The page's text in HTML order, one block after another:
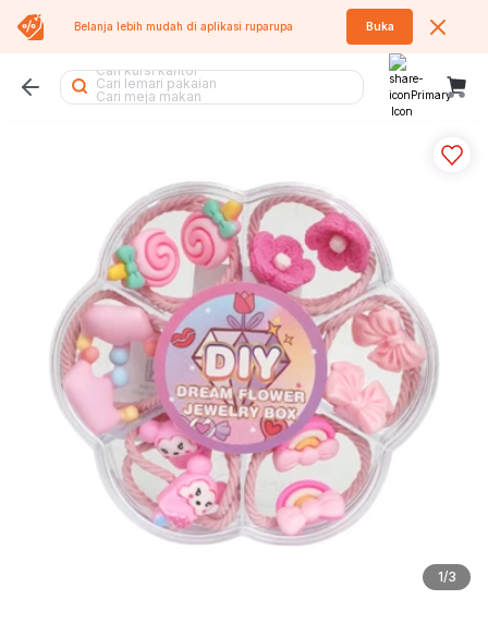
Belanja lebih mudah di aplikasi ruparupa Buka
Cari kursi kantor
Cari lemari pakaian
Cari meja makan
Cari koper
Cari meja
Cari tangga
Cari lemari besi
Cari tumbler
Cari kipas
Cari meja belajar
Cari tempat sampah
Cari sofa bed
Cari sofa
Cari rak
Cari kursi
Cari kasur
Cari rak piring
Cari rak buku
Cari meja lipat
1/3